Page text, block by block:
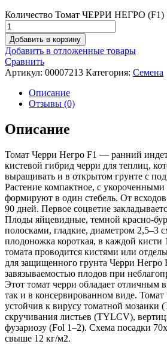
Количество Томат ЧЕРРИ НЕГРО (F1)
Добавить в корзину
Добавить в отложенные товары
Сравнить
Артикул: 00007213 Категория: Семена
Описание
Отзывы (0)
Описание
Томат Черри Негро F1 — ранний
кистевой гибрид черри для теплиц,
выращивать и в открытом грунте с
Растение компактное, с
формируют в один стебель. От
90 дней. Первое соцветие
Плоды яйцевидные, темной красно-
полосками, гладкие, диаметром 2,5–3
плодоножка короткая, в каждой кисти
томата проводится кистями или
для защищенного грунта Черри Негро
завязываемостью плодов при
Этот томат черри обладает отличным
так и в консервированном виде.
устойчив к вирусу томатной мозаики
скручивания листьев (TYLCV),
фузариозу (Fol 1–2). Схема посадки
свыше 12 кг/м2.